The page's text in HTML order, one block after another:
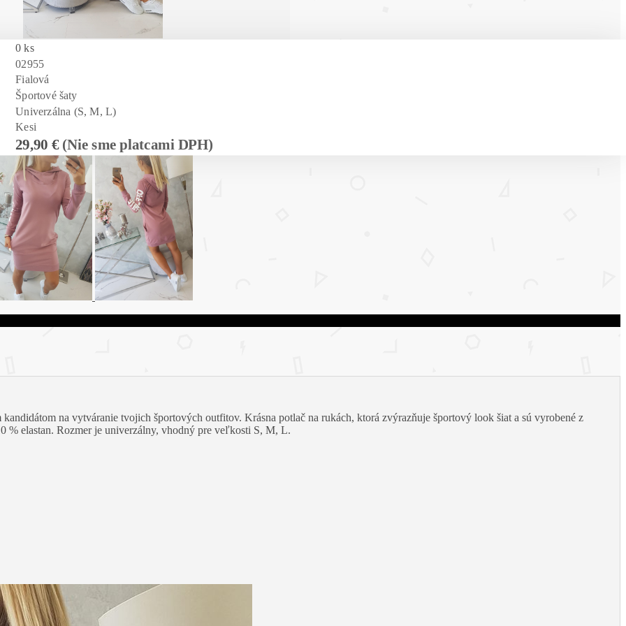
0 ks
02955
Fialová
Športové šaty
Univerzálna (S, M, L)
Kesi
29,90 € (Nie sme platcami DPH)
na vytváranie tvojich športových outfitov. Krásna potlač na rukách, ktorá zvýrazňuje športový look šiat a sú vyrobené z
% elastan. Rozmer je univerzálny, vhodný pre veľkosti S, M, L.